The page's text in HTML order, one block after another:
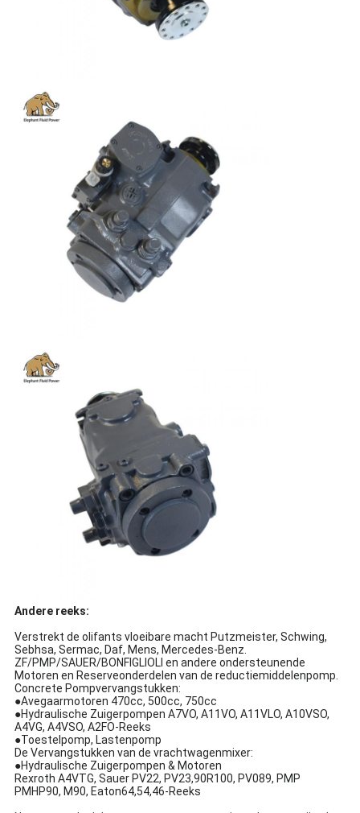
Andere reeks:
Verstrekt de olifants vloeibare macht Putzmeister, Schwing,
Sebhsa, Sermac, Daf, Mens, Mercedes-Benz.
ZF/PMP/SAUER/BONFIGLIOLI en andere ondersteunende
Motoren en Reserveonderdelen van de reductiemiddelenpomp.
Concrete Pompvervangstukken:
●Avegaarmotoren 470cc, 500cc, 750cc
●Hydraulische Zuigerpompen A7VO, A11VO, A11VLO, A10VSO,
A4VG, A4VSO, A2FO-Reeks
●Toestelpomp, Lastenpomp
De Vervangstukken van de vrachtwagenmixer:
●Hydraulische Zuigerpompen & Motoren
Rexroth A4VTG, Sauer PV22, PV23,90R100, PV089, PMP
PMHP90, M90, Eaton64,54,46-Reeks